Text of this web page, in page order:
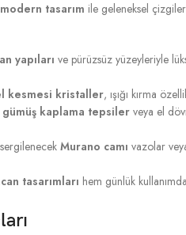
modern tasarım ile geleneksel
yapıları ve pürüzsüz yüzeyleriyle
kesmesi kristaller, ışığı kırma
gümüş kaplama tepsiler veya el
Murano camı vazolar
tasarımları hem günlük